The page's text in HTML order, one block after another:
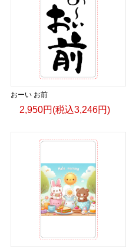
おーい お前
2,950円(税込3,246円)